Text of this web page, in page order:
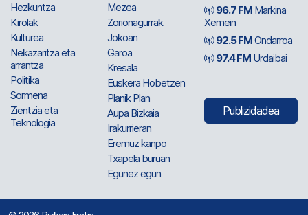
Hezkuntza
Kirolak
Kulturea
Nekazaritza eta
arrantza
Politika
Sormena
Zientzia eta
Teknologia
Mezea
Zorionagurrak
Jokoan
Garoa
Kresala
Euskera Hobetzen
Planik Plan
Aupa Bizkaia
Irakurrieran
Eremuz kanpo
Txapela buruan
Egunez egun
96.7 FM Markina
Xemein
92.5 FMOndarroa
97.4 FM Urdaibai
Publizidadea